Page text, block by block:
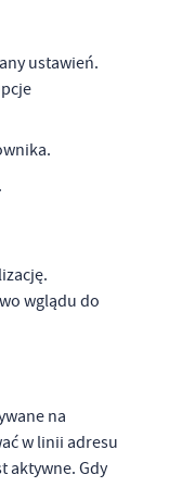
ustawień.
wglądu do
na
w linii adresu
aktywne. Gdy